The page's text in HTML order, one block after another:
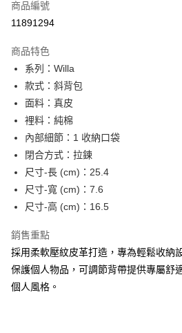
上海商業儲蓄銀行
臺灣中小企業銀行
匯豐（台灣）商業銀行
聯邦商業銀行
元大商業銀行
玉山商業銀行
台灣樂天信用卡公司
LINE Pay
Apple Pay
街口支付
悠遊付
Google Pay
全盈+PAY
大哥付你分期
相關說明
【大哥付你分期使用說明】
1.本服務由台灣大哥大提供，台灣大哥大用
2.付款方式選擇「大哥付你分期」，訂單成
成交易。
3.實際核准額度、可分期數及費用金額請依
4.訂單成立30分鐘內，如未前往確認交易或
消。如遇「轉專審核」未通過狀況，表示未
法說明評估內容。
AFTEE先享後付
【關於「AFTEE先享後付」】
便利好安心！
１．簡單：不需註冊會員、不需綁卡、不需
２．便利：只要手機號碼，簡訊認證，即可結
３．安心：先確認商品／服務後，再付款。
ATM付款
運送方式
商品編號
11891294
商品特色
系列：Willa
款式：斜背包
面料：真皮
裡料：純棉
內部細節：1 收納口袋
閉合方式：拉鍊
尺寸-長 (cm)：25.4
尺寸-寬 (cm)：7.6
尺寸-高 (cm)：16.5
銷售重點
採用柔軟壓紋皮革打造，專為輕鬆收納
保護個人物品，可調節背帶提供專屬舒
個人風格。